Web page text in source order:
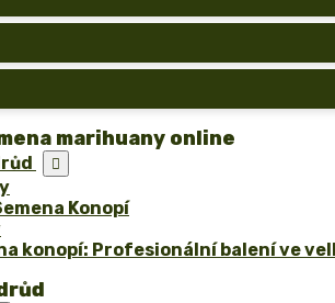
marihuany online

Konopí
konopí: Profesionální balení ve